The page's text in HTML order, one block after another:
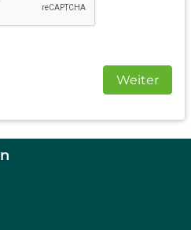
Weiter